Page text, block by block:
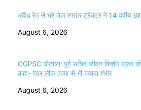
अवैध रेत से भरे तेज रफ्तार ट्रैक्टर ने 14 वर्षीय
August 6, 2026
CGPSC घोटाला: पूर्व सचिव जीवन किशोर ध्रुव
कहा- पेपर लीक हत्या से भी ज्यादा गंभीर
August 6, 2026